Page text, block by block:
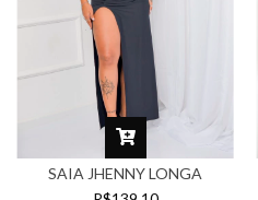
SAIA JHENNY LONGA